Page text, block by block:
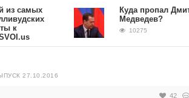
самых
Куда пропал Дмитрий
Медведев?
10275
27.10.2016
42